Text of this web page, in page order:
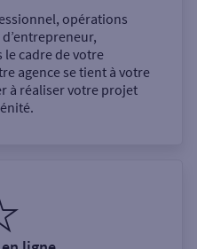
opérations
le cadre de votre
agence se tient à votre
à réaliser votre projet